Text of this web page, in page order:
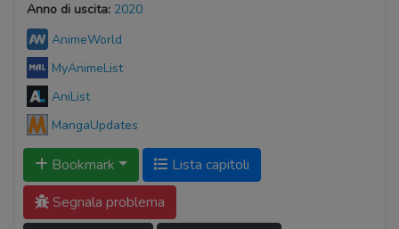
Anno di uscita: 2020
AnimeWorld
MyAnimeList
AniList
MangaUpdates
Bookmark
Lista capitoli
Segnala problema